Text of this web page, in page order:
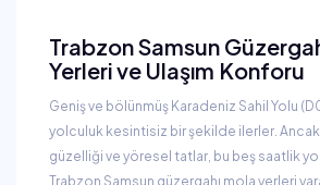
Trabzon Samsun
Yerleri ve Ulaşım Konforu
Geniş ve bölünmüş Karadeniz Sahil Yolu
yolculuk kesintisiz bir şekilde ilerler. Ancak
güzelliği ve yöresel tatlar, bu beş saatlik
Trabzon Samsun güzergahı mola yerleri